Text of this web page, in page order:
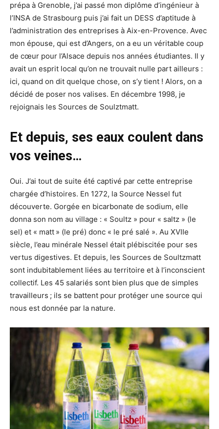
prépa à Grenoble, j’ai passé mon diplôme d’ingénieur à
l’INSA de Strasbourg puis j’ai fait un DESS d’aptitude à
l’administration des entreprises à Aix-en-Provence. Avec
mon épouse, qui est d’Angers, on a eu un véritable coup
de cœur pour l’Alsace depuis nos années étudiantes. Il y
avait un esprit local qu’on ne trouvait nulle part ailleurs :
ici, quand on dit quelque chose, on s’y tient ! Alors, on a
décidé de poser nos valises. En décembre 1998, je
rejoignais les Sources de Soulztmatt.
Et depuis, ses eaux coulent dans
vos veines…
Oui. J’ai tout de suite été captivé par cette entreprise
chargée d’histoires. En 1272, la Source Nessel fut
découverte. Gorgée en bicarbonate de sodium, elle
donna son nom au village : « Soultz » pour « saltz » (le
sel) et « matt » (le pré) donc « le pré salé ». Au XVIIe
siècle, l’eau minérale Nessel était plébiscitée pour ses
vertus digestives. Et depuis, les Sources de Soultzmatt
sont indubitablement liées au territoire et à l’inconscient
collectif. Les 45 salariés sont bien plus que de simples
travailleurs ; ils se battent pour protéger une source qui
nous est donnée par la nature.